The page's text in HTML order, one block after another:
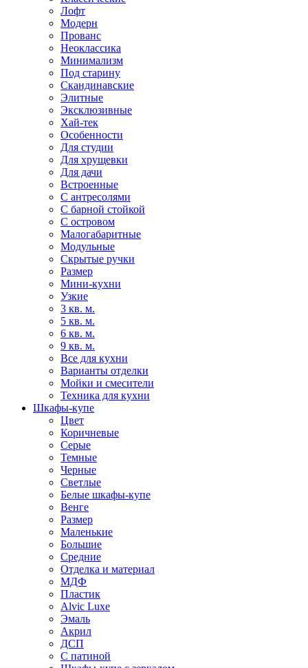
Лофт
Модерн
Прованс
Неоклассика
Минимализм
Под старину
Скандинавские
Элитные
Эксклюзивные
Хай-тек
Особенности
Для студии
Для хрущевки
Для дачи
Встроенные
С антресолями
С барной стойкой
С островом
Малогабаритные
Модульные
Скрытые ручки
Размер
Мини-кухни
Узкие
3 кв. м.
5 кв. м.
6 кв. м.
9 кв. м.
Все для кухни
Варианты отделки
Мойки и смесители
Техника для кухни
Шкафы-купе
Цвет
Коричневые
Серые
Темные
Черные
Светлые
Белые шкафы-купе
Венге
Размер
Маленькие
Большие
Средние
Отделка и материал
МДФ
Пластик
Alvic Luxe
Эмаль
Акрил
ДСП
С патиной